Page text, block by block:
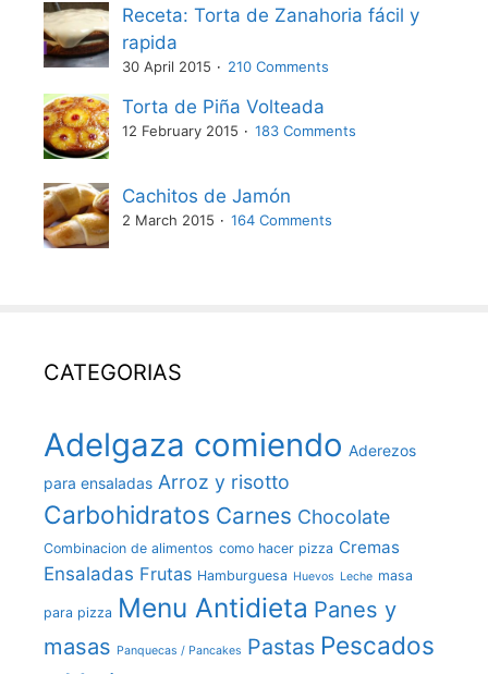
Receta: Torta de Zanahoria fácil y
rapida
30 April 2015 210 Comments
Torta de Piña Volteada
12 February 2015 183 Comments
Cachitos de Jamón
2 March 2015 164 Comments
CATEGORIAS
Adelgaza comiendo Aderezos
para ensaladas Arroz y risotto
Carbohidratos Carnes Chocolate
Combinacion de alimentos como hacer pizza Cremas
Ensaladas Frutas Hamburguesa Huevos Leche masa
para pizza Menu Antidieta Panes y
masas Panquecas / Pancakes Pastas Pescados